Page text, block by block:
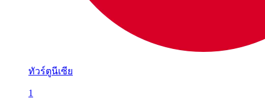
ทัวร์ตูนีเซีย
1